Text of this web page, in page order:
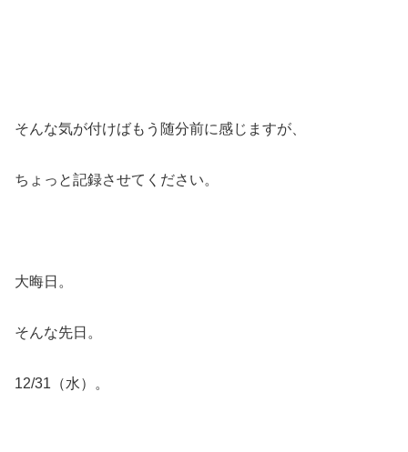
そんな気が付けばもう随分前に感じますが、
ちょっと記録させてください。
大晦日。
そんな先日。
12/31（水）。